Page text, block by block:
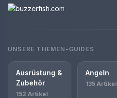
UNSERE THEMEN-GUIDES
Ausrüstung &
Zubehör
152 Artikel
Angeln
135 Artikel